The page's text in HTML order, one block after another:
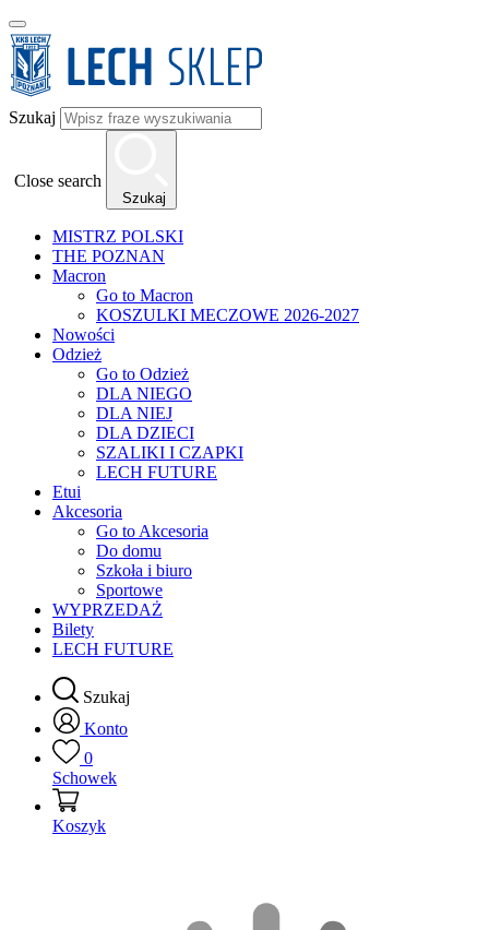
Szukaj
Close search
Szukaj
MISTRZ POLSKI
THE POZNAN
Macron
Go to Macron
KOSZULKI MECZOWE 2026-2027
Nowości
Odzież
Go to Odzież
DLA NIEGO
DLA NIEJ
DLA DZIECI
SZALIKI I CZAPKI
LECH FUTURE
Etui
Akcesoria
Go to Akcesoria
Do domu
Szkoła i biuro
Sportowe
WYPRZEDAŻ
Bilety
LECH FUTURE
Szukaj
Konto
0
Schowek
Koszyk